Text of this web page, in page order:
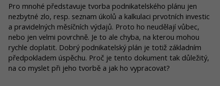
Pro mnohé představuje tvorba podnikatelského plánu jen
nezbytné zlo, resp. seznam úkolů a kalkulaci prvotních investic
a pravidelných měsíčních výdajů. Proto ho neudělají vůbec,
nebo jen velmi povrchně. Je to ale chyba, na kterou mohou
rychle doplatit. Dobrý podnikatelský plán je totiž základním
předpokladem úspěchu. Proč je tento dokument tak důležitý,
na co myslet při jeho tvorbě a jak ho vypracovat?